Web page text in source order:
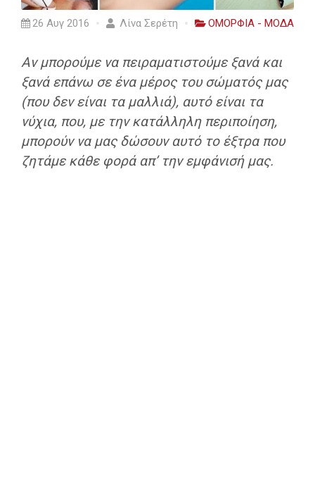
26 Αυγ 2016 Λίνα Σερέτη ΟΜΟΡΦΙΑ - ΜΟΔΑ
Αν μπορούμε να πειραματιστούμε ξανά και
ξανά επάνω σε ένα μέρος του σώματός μας
(που δεν είναι τα μαλλιά), αυτό είναι τα
νύχια, που, με την κατάλληλη περιποίηση,
μπορούν να μας δώσουν αυτό το έξτρα που
ζητάμε κάθε φορά απ’ την εμφάνισή μας.